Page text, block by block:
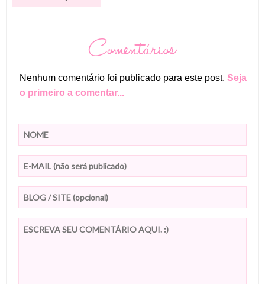
Comentários
Nenhum comentário foi publicado para este post. Seja
o primeiro a comentar...